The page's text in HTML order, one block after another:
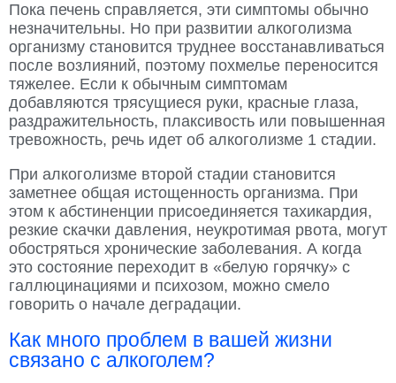
Пока печень справляется, эти симптомы обычно
незначительны. Но при развитии алкоголизма
организму становится труднее восстанавливаться
после возлияний, поэтому похмелье переносится
тяжелее. Если к обычным симптомам
добавляются трясущиеся руки, красные глаза,
раздражительность, плаксивость или повышенная
тревожность, речь идет об алкоголизме 1 стадии.
При алкоголизме второй стадии становится
заметнее общая истощенность организма. При
этом к абстиненции присоединяется тахикардия,
резкие скачки давления, неукротимая рвота, могут
обостряться хронические заболевания. А когда
это состояние переходит в «белую горячку» с
галлюцинациями и психозом, можно смело
говорить о начале деградации.
Как много проблем в вашей жизни
связано с алкоголем?